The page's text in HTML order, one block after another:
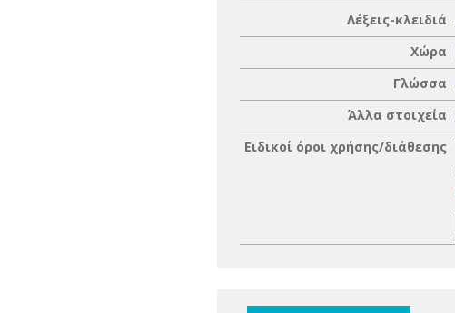
Λέξεις-κλειδιά
Χώρα
Γλώσσα
Άλλα στοιχεία
Ειδικοί όροι χρήσης/διάθεσης